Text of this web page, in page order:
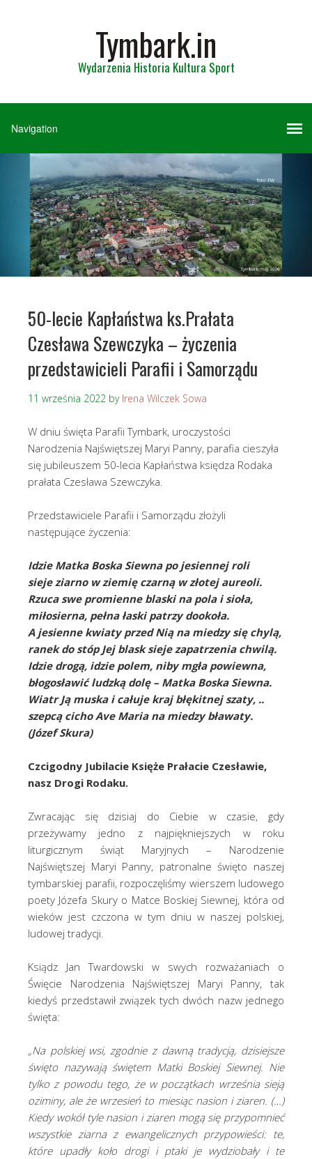
Tymbark.in
Wydarzenia Historia Kultura Sport
50-lecie Kapłaństwa ks.Prałata
Czesława Szewczyka – życzenia
przedstawicieli Parafii i Samorządu
11 września 2022 by Irena Wilczek Sowa
W dniu święta Parafii Tymbark, uroczystości
Narodzenia Najświętszej Maryi Panny, parafia cieszyła
się jubileuszem 50-lecia Kapłaństwa księdza Rodaka
prałata Czesława Szewczyka.
Przedstawiciele Parafii i Samorządu złożyli
następujące życzenia:
Idzie Matka Boska Siewna po jesiennej roli
sieje ziarno w ziemię czarną w złotej aureoli.
Rzuca swe promienne blaski na pola i sioła,
miłosierna, pełna łaski patrzy dookoła.
A jesienne kwiaty przed Nią na miedzy się chylą,
ranek do stóp Jej blask sieje zapatrzenia chwilą.
Idzie drogą, idzie polem, niby mgła powiewna,
błogosławić ludzką dolę – Matka Boska Siewna.
Wiatr Ją muska i całuje kraj błękitnej szaty, ..
szepcą cicho Ave Maria na miedzy bławaty.
(Józef Skura)
Czcigodny Jubilacie Księże Prałacie Czesławie,
nasz Drogi Rodaku.
Zwracając się dzisiaj do Ciebie w czasie, gdy
przeżywamy jedno z najpiękniejszych w roku
liturgicznym świąt Maryjnych – Narodzenie
Najświętszej Maryi Panny, patronalne święto naszej
tymbarskiej parafii, rozpoczęliśmy wierszem ludowego
poety Józefa Skury o Matce Boskiej Siewnej, która od
wieków jest czczona w tym dniu w naszej polskiej,
ludowej tradycji.
Ksiądz Jan Twardowski w swych rozważaniach o
Święcie Narodzenia Najświętszej Maryi Panny, tak
kiedyś przedstawił związek tych dwóch nazw jednego
święta:
„Na polskiej wsi, zgodnie z dawną tradycją, dzisiejsze
święto nazywają świętem Matki Boskiej Siewnej. Nie
tylko z powodu tego, że w początkach września sieją
oziminy, ale że wrzesień to miesiąc nasion i ziaren. (…)
Kiedy wokół tyle nasion i ziaren mogą się przypomnieć
wszystkie ziarna z ewangelicznych przypowieści: te,
które upadły koło drogi i ptaki je wydziobały i te